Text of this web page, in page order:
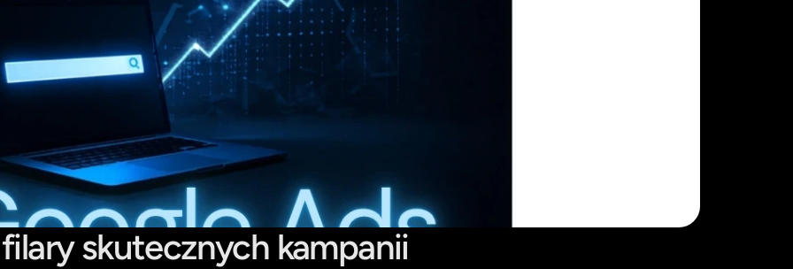
skutecznych kampanii